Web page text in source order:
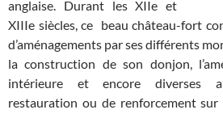
anglaise. Durant les XIIe et
XIIIe siècles, ce beau château-fort
d’aménagements par ses différents
la construction de son donjon,
intérieure et encore diverses
restauration ou de renforcement sur